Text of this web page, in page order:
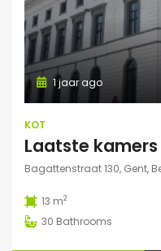
1 jaar ago
KOT
Bagattenstraat 130, Gent,
13 m2
30 Bathrooms